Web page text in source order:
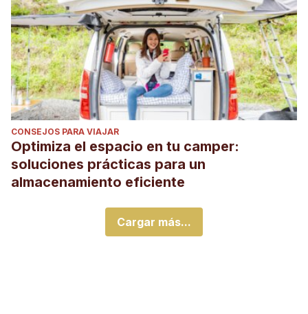
CONSEJOS PARA VIAJAR
Optimiza el espacio en tu camper:
soluciones prácticas para un
almacenamiento eficiente
Cargar más...